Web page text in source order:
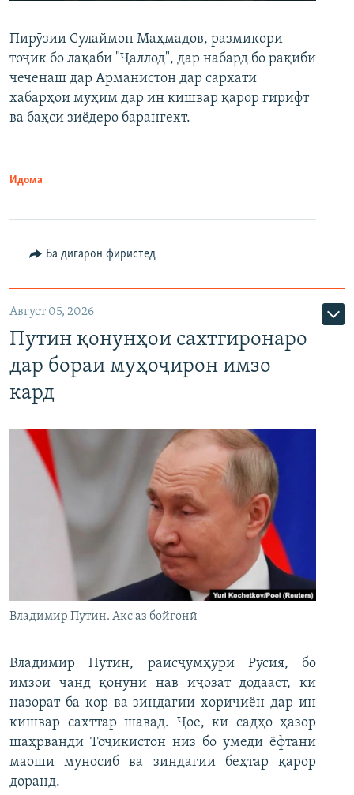
Auto 240p 360p 480p
720p 1080p
360p
480p
Пирӯзии Сулаймон Маҳмадов, размикори
тоҷик бо лақаби "Ҷаллод", дар набард бо рақиби
чеченаш дар Арманистон дар сархати
хабарҳои муҳим дар ин кишвар қарор гирифт
ва баҳси зиёдеро барангехт.
Идома
Ба дигарон фиристед
Август 05, 2026
Путин қонунҳои сахтгиронаро
дар бораи муҳоҷирон имзо
кард
Владимир Путин. Акс аз бойгонӣ
Владимир Путин, раисҷумҳури Русия, бо
имзои чанд қонуни нав иҷозат додааст, ки
назорат ба кор ва зиндагии хориҷиён дар ин
кишвар сахттар шавад. Ҷое, ки садҳо ҳазор
шаҳрванди Тоҷикистон низ бо умеди ёфтани
маоши муносиб ва зиндагии беҳтар қарор
доранд.